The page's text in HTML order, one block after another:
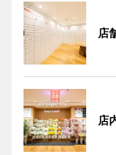
店
店